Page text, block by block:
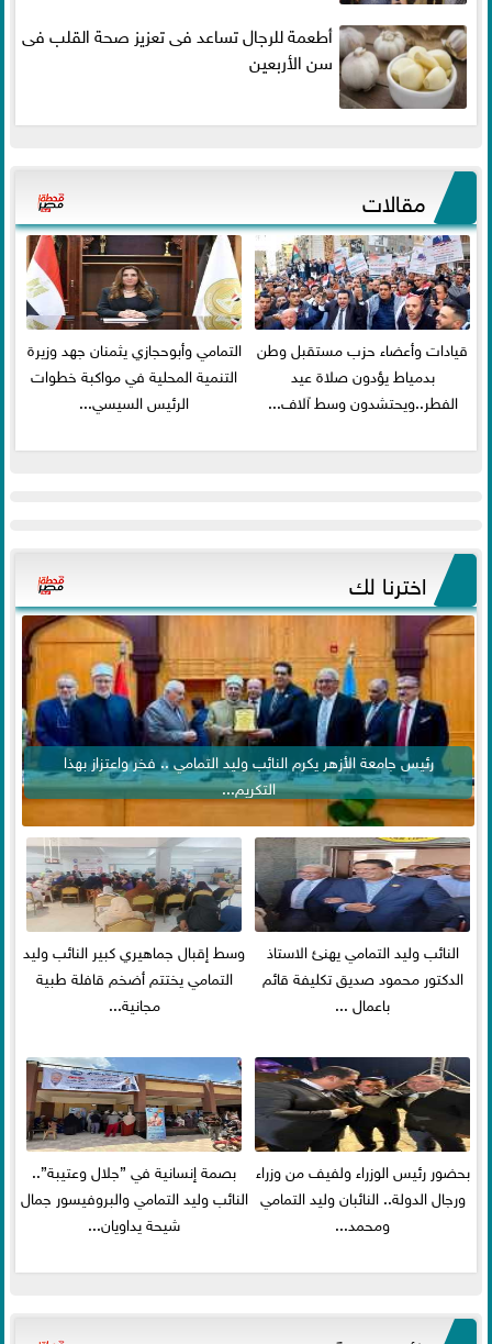
أطعمة للرجال تساعد فى تعزيز صحة القلب فى
سن الأربعين
مقالات
قيادات وأعضاء حزب مستقبل وطن
بدمياط يؤدون صلاة عيد
الفطر..ويحتشدون وسط آلاف...
التمامي وأبوحجازي يثمنان جهد وزيرة
التنمية المحلية في مواكبة خطوات
الرئيس السيسي...
اخترنا لك
رئيس جامعة الأزهر يكرم النائب وليد التمامي .. فخر واعتزاز بهذا
التكريم...
النائب وليد التمامي يهنئ الاستاذ
الدكتور محمود صديق تكليفة قائم
باعمال ...
وسط إقبال جماهيري كبير النائب وليد
التمامي يختتم أضخم قافلة طبية
مجانية...
بحضور رئيس الوزراء ولفيف من وزراء
ورجال الدولة.. النائبان وليد التمامي
ومحمد...
بصمة إنسانية في ”جلال وعتيبة”..
النائب وليد التمامي والبروفيسور جمال
شيحة يداويان...